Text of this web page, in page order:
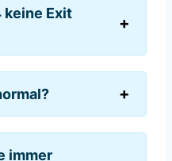
keine Exit
immer